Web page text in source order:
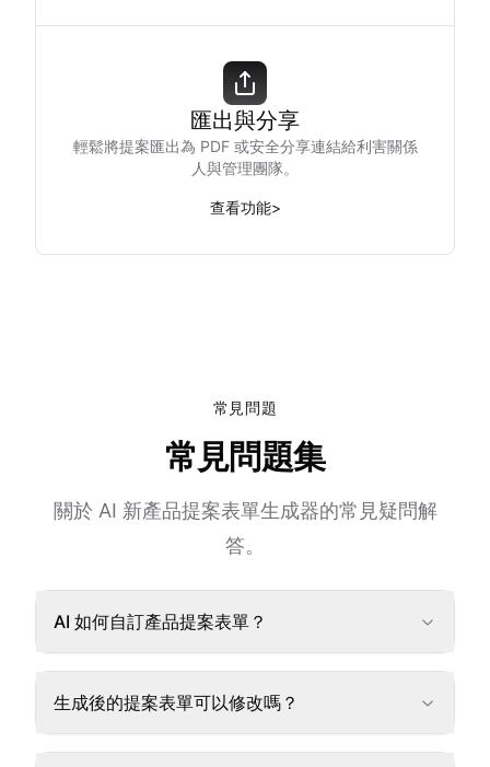
匯出與分享
輕鬆將提案匯出為 PDF 或安全分享連結給利害關係
人與管理團隊。
查看功能>
常見問題
常見問題集
關於 AI 新產品提案表單生成器的常見疑問解
答。
AI 如何自訂產品提案表單？
生成後的提案表單可以修改嗎？